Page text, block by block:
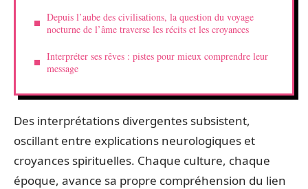
Depuis l’aube des civilisations, la question du voyage
nocturne de l’âme traverse les récits et les croyances
Interpréter ses rêves : pistes pour mieux comprendre leur
message
Des interprétations divergentes subsistent,
oscillant entre explications neurologiques et
croyances spirituelles. Chaque culture, chaque
époque, avance sa propre compréhension du lien